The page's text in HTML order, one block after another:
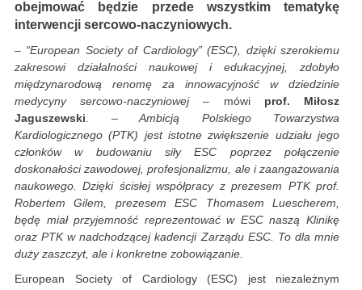
obejmować będzie przede wszystkim tematykę
interwencji sercowo-naczyniowych.
– “European Society of Cardiology” (ESC), dzięki szerokiemu
zakresowi działalności naukowej i edukacyjnej, zdobyło
międzynarodową renomę za innowacyjność w dziedzinie
medycyny sercowo-naczyniowej– mówi prof. Miłosz
Jaguszewski. – Ambicją Polskiego Towarzystwa
Kardiologicznego (PTK) jest istotne zwiększenie udziału jego
członków w budowaniu siły ESC poprzez połączenie
doskonałości zawodowej, profesjonalizmu, ale i zaangażowania
naukowego. Dzięki ścisłej współpracy z prezesem PTK prof.
Robertem Gilem, prezesem ESC Thomasem Luescherem,
będę miał przyjemność reprezentować w ESC naszą Klinikę
oraz PTK w nadchodzącej kadencji Zarządu ESC. To dla mnie
duży zaszczyt, ale i konkretne zobowiązanie.
European Society of Cardiology (ESC) jest niezależnym